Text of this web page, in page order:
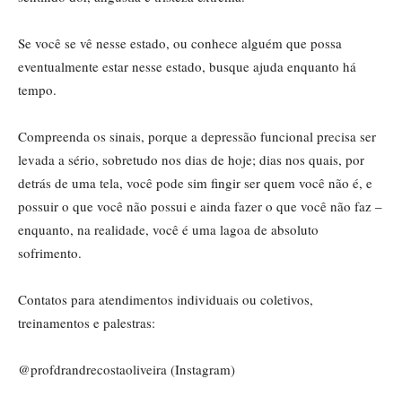
Se você se vê nesse estado, ou conhece alguém que possa
eventualmente estar nesse estado, busque ajuda enquanto há
tempo.
Compreenda os sinais, porque a depressão funcional precisa ser
levada a sério, sobretudo nos dias de hoje; dias nos quais, por
detrás de uma tela, você pode sim fingir ser quem você não é, e
possuir o que você não possui e ainda fazer o que você não faz –
enquanto, na realidade, você é uma lagoa de absoluto
sofrimento.
Contatos para atendimentos individuais ou coletivos,
treinamentos e palestras:
@profdrandrecostaoliveira (Instagram)